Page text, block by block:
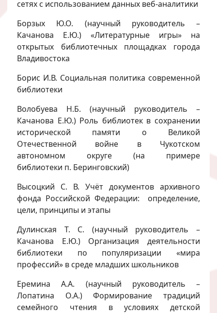
сетях с использованием данных веб-аналитики
Борзых Ю.О. (научный руководитель –
Качанова Е.Ю.) «Литературные игры» на
открытых библиотечных площадках города
Владивостока
Борис И.В. Социальная политика современной
библиотеки
Волобуева Н.Б. (научный руководитель –
Качанова Е.Ю.) Роль библиотек в сохранении
исторической памяти о Великой
Отечественной войне в Чукотском
автономном округе (на примере
библиотеки п. Беринговский)
Высоцкий С. В. Учёт документов архивного
фонда Российской Федерации: определение,
цели, принципы и этапы
Дулинская Т. С. (научный руководитель –
Качанова Е.Ю.) Организация деятельности
библиотеки по популяризации «мира
профессий» в среде младших школьников
Еремина А.А. (научный руководитель –
Лопатина О.А.) Формирование традиций
семейного чтения в условиях детской